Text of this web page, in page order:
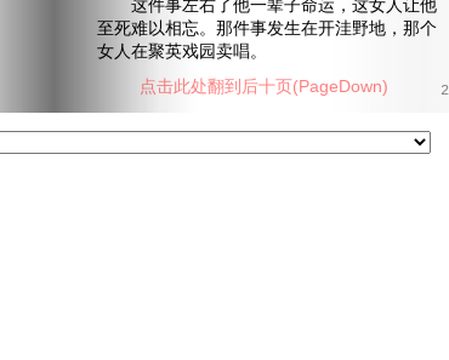
这件事左右了他一辈子命运，这女人让他
至死难以相忘。那件事发生在开洼野地，那个
女人在聚英戏园卖唱。
2
点击此处翻到后十页(PageDown)